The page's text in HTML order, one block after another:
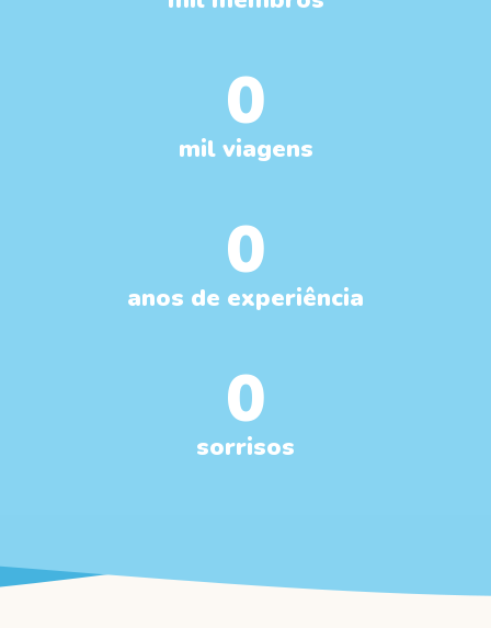
0
mil viagens
0
anos de experiência
0
sorrisos